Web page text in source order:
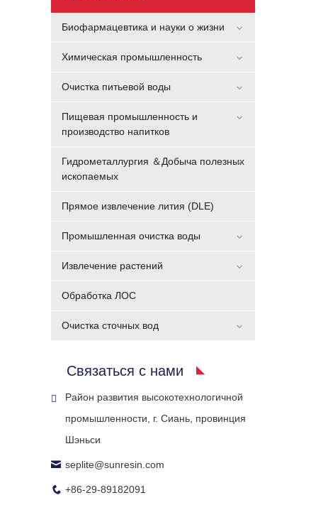
Биофармацевтика и науки о жизни
Химическая промышленность
Очистка питьевой воды
Пищевая промышленность и
производство напитков
Гидрометаллургия ＆Добыча полезных
ископаемых
Прямое извлечение лития (DLE)
Промышленная очистка воды
Извлечение растений
Обработка ЛОС
Очистка сточных вод
Связаться с нами
Район развития высокотехнологичной
промышленности, г. Сиань, провинция
Шэньси
seplite@sunresin.com
+86-29-89182091